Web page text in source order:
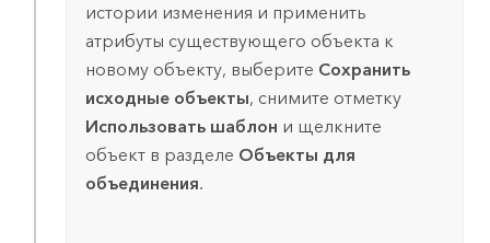
истории изменения и применить
атрибуты существующего объекта к
новому объекту, выберите Сохранить
исходные объекты, снимите отметку
Использовать шаблон и щелкните
объект в разделе Объекты для
объединения.